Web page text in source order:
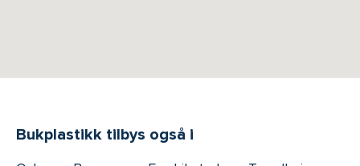
Bukplastikk tilbys også i